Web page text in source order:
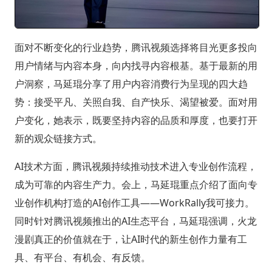
面对不断变化的行业趋势，腾讯视频选择将目光更多投向
用户情绪与内容本身，向内找寻内容根基。基于最新的用
户洞察，马延琨分享了用户内容消费行为呈现的四大趋
势：接受平凡、关照自我、自产快乐、渴望被爱。面对用
户变化，她表示，既要坚持内容的品质和厚度，也要打开
新的观众链接方式。
AI技术方面，腾讯视频持续推动技术进入专业创作流程，
成为可靠的内容生产力。会上，马延琨重点介绍了面向专
业创作机构打造的AI创作工具——WorkRally我可接力。
同时针对腾讯视频推出的AI生态平台，马延琨强调，火龙
漫剧真正的价值就在于，让AI时代的新生创作力量有工
具、有平台、有机会、有反馈。